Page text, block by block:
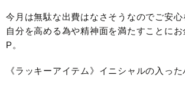
今月は無駄な出費はなさそうなのでご安心
自分を高める為や精神面を満たすことに
P。
《ラッキーアイテム》イニシャルの入っ